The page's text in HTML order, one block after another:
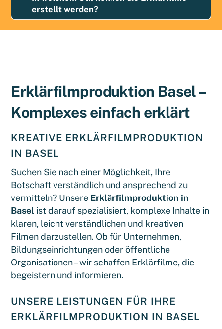
erstellt werden?
Erklärfilmproduktion Basel –
Komplexes einfach erklärt
KREATIVE ERKLÄRFILMPRODUKTION
IN BASEL
Suchen Sie nach einer Möglichkeit, Ihre
Botschaft verständlich und ansprechend zu
vermitteln? Unsere Erklärfilmproduktion in
Basel ist darauf spezialisiert, komplexe Inhalte in
klaren, leicht verständlichen und kreativen
Filmen darzustellen. Ob für Unternehmen,
Bildungseinrichtungen oder öffentliche
Organisationen – wir schaffen Erklärfilme, die
begeistern und informieren.
UNSERE LEISTUNGEN FÜR IHRE
ERKLÄRFILMPRODUKTION IN BASEL